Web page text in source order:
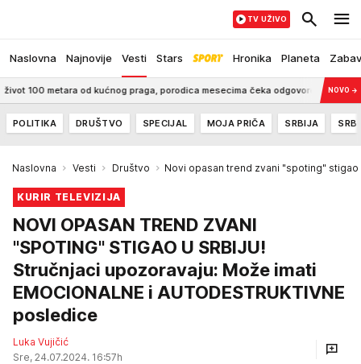
Naslovna Najnovije Vesti Stars Hronika Planeta
TV UŽIVO
od kućnog praga, porodica mesecima čeka odgovore 7:00 Drama na
NOVO →
POLITIKA DRUŠTVO SPECIJAL MOJA PRIČA SRBIJA
Naslovna Vesti Društvo Novi opasan trend zvani "spoting" stigao
KURIR TELEVIZIJA
NOVI OPASAN TREND ZVANI
"SPOTING" STIGAO U SRBIJU!
Stručnjaci upozoravaju: Može imati
EMOCIONALNE i AUTODESTRUKTIVNE
posledice
Luka Vujičić
Sre, 24.07.2024. 16:57h